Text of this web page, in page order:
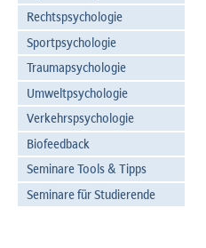
Rechtspsychologie
Sportpsychologie
Traumapsychologie
Umweltpsychologie
Verkehrspsychologie
Biofeedback
Seminare Tools & Tipps
Seminare für Studierende